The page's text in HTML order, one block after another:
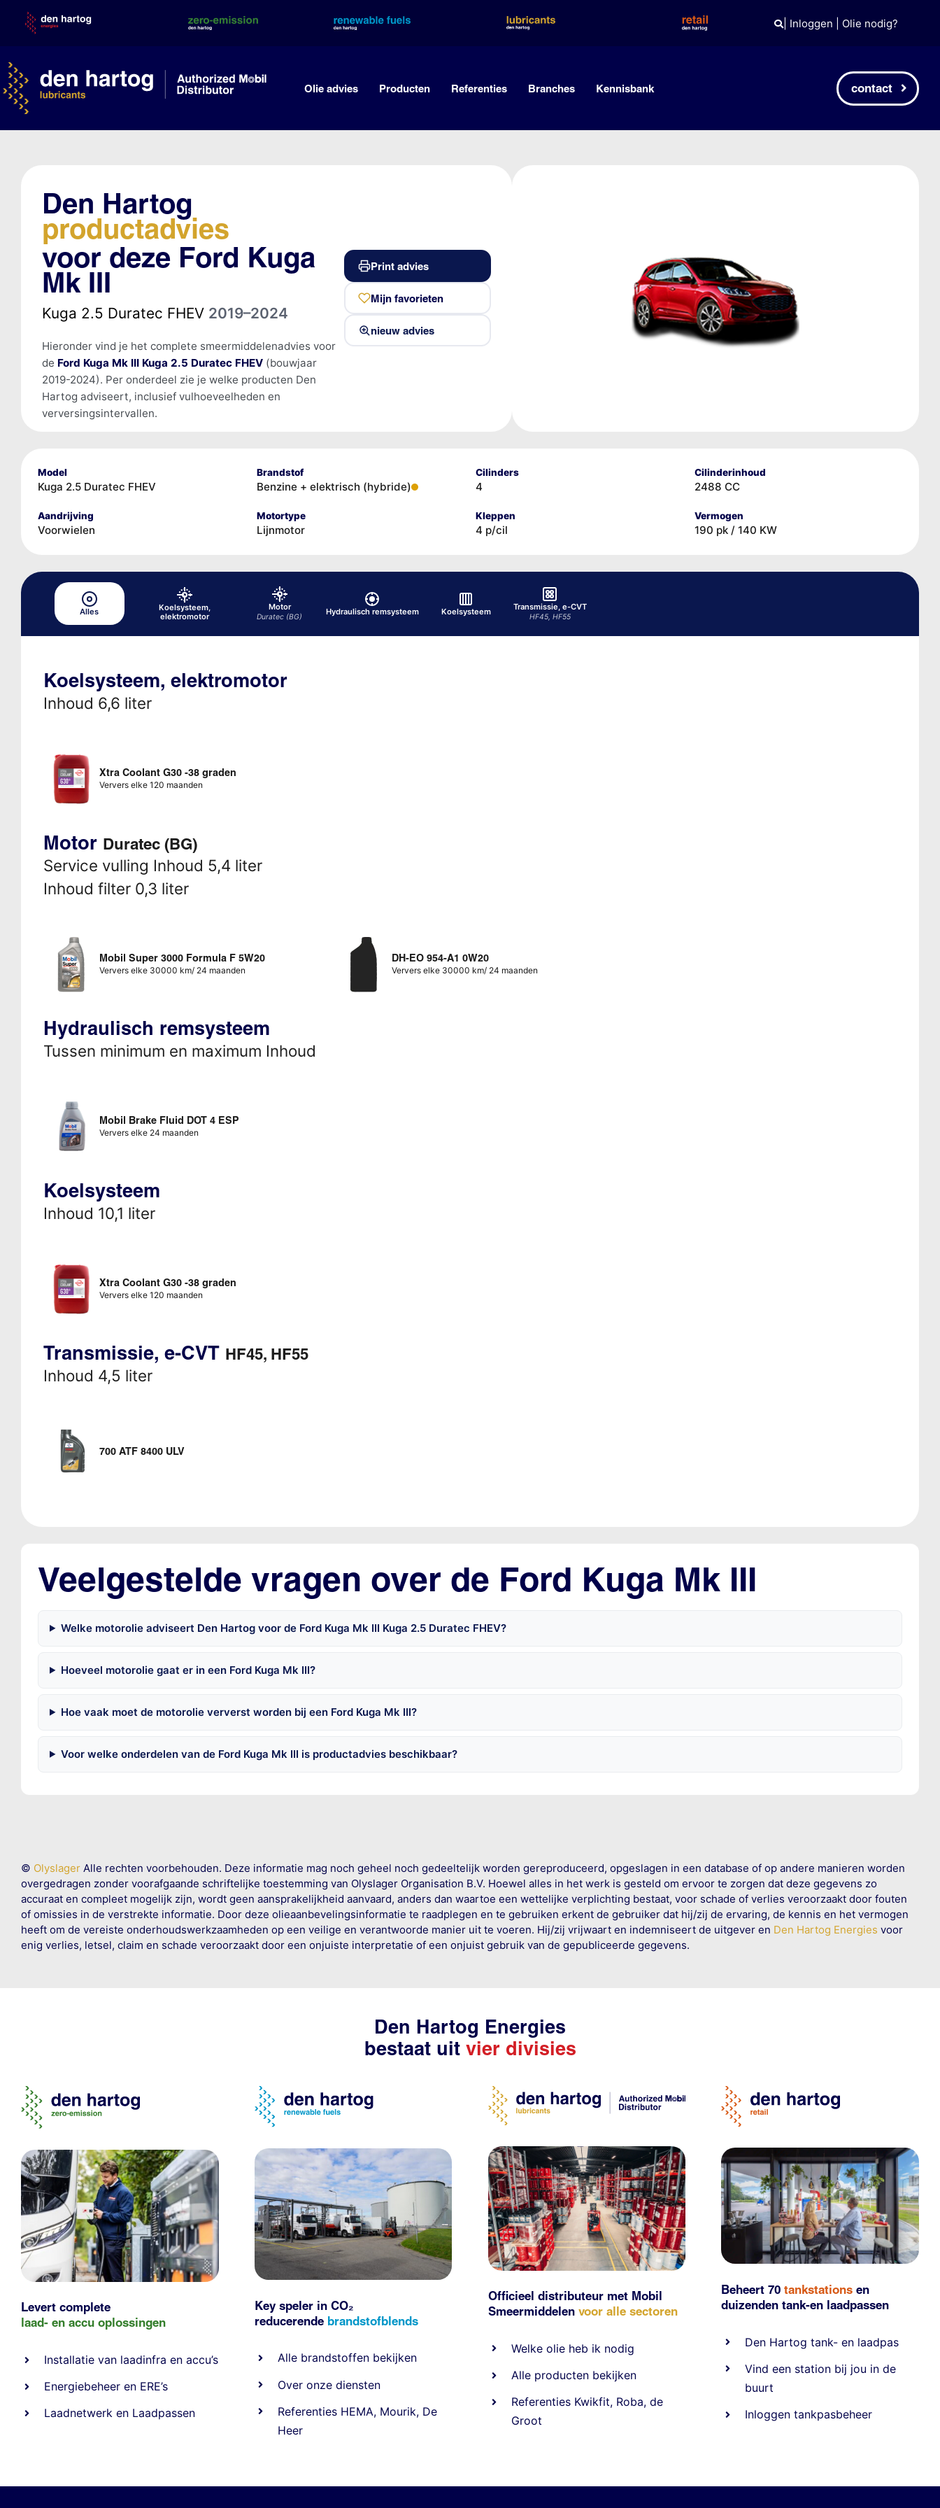
content
| Inloggen Olie nodig?
Olie advies Producten Referenties Branches Kennisbank contact
Den Hartog
productadvies
voor deze Ford Kuga
Mk III
Kuga 2.5 Duratec FHEV 2019–2024
Hieronder vind je het complete smeermiddelenadvies voor
de Ford Kuga Mk III Kuga 2.5 Duratec FHEV(bouwjaar
2019-2024). Per onderdeel zie je welke producten Den
Hartog adviseert, inclusief vulhoeveelheden en
verversingsintervallen.
Print advies
Mijn favorieten
nieuw advies
Model
Kuga 2.5 Duratec FHEV
Brandstof
Benzine + elektrisch (hybride)
Cilinders
4
Cilinderinhoud
2488 CC
Aandrijving
Voorwielen
Motortype
Lijnmotor
Kleppen
4 p/cil
Vermogen
190 pk / 140 KW
Alles
Koelsysteem,
elektromotor
Motor
Duratec (BG) Hydraulisch remsysteem Koelsysteem
Transmissie, e-CVT
HF45, HF55
Koelsysteem, elektromotor
Inhoud 6,6 liter
Xtra Coolant G30 -38 graden
Ververs elke 120 maanden
Motor Duratec (BG)
Service vulling Inhoud 5,4 liter
Inhoud filter 0,3 liter
Mobil Super 3000 Formula F 5W20
Ververs elke 30000 km/ 24 maanden
DH-EO 954-A1 0W20
Ververs elke 30000 km/ 24 maanden
Hydraulisch remsysteem
Tussen minimum en maximum Inhoud
Mobil Brake Fluid DOT 4 ESP
Ververs elke 24 maanden
Koelsysteem
Inhoud 10,1 liter
Xtra Coolant G30 -38 graden
Ververs elke 120 maanden
Transmissie, e-CVT HF45, HF55
Inhoud 4,5 liter
700 ATF 8400 ULV
Veelgestelde vragen over de Ford Kuga Mk III
Welke motorolie adviseert Den Hartog voor de Ford Kuga Mk III Kuga 2.5 Duratec FHEV?
Hoeveel motorolie gaat er in een Ford Kuga Mk III?
Hoe vaak moet de motorolie ververst worden bij een Ford Kuga Mk III?
Voor welke onderdelen van de Ford Kuga Mk III is productadvies beschikbaar?
© OlyslagerAlle rechten voorbehouden. Deze informatie mag noch geheel noch gedeeltelijk worden gereproduceerd, opgeslagen in een database of op andere manieren worden
overgedragen zonder voorafgaande schriftelijke toestemming van Olyslager Organisation B.V. Hoewel alles in het werk is gesteld om ervoor te zorgen dat deze gegevens zo
accuraat en compleet mogelijk zijn, wordt geen aansprakelijkheid aanvaard, anders dan waartoe een wettelijke verplichting bestaat, voor schade of verlies veroorzaakt door fouten
of omissies in de verstrekte informatie. Door deze olieaanbevelingsinformatie te raadplegen en te gebruiken erkent de gebruiker dat hij/zij de ervaring, de kennis en het vermogen
heeft om de vereiste onderhoudswerkzaamheden op een veilige en verantwoorde manier uit te voeren. Hij/zij vrijwaart en indemniseert de uitgever en Den Hartog Energies voor
enig verlies, letsel, claim en schade veroorzaakt door een onjuiste interpretatie of een onjuist gebruik van de gepubliceerde gegevens.
Den Hartog Energies
bestaat uit vier divisies
Levert complete
laad- en accu oplossingen
Installatie van laadinfra en accu’s
Energiebeheer en ERE’s
Laadnetwerk en Laadpassen
Key speler in CO₂
reducerende brandstofblends
Alle brandstoffen bekijken
Over onze diensten
Referenties HEMA, Mourik, De
Heer
Officieel distributeur met Mobil
Smeermiddelen voor alle sectoren
Welke olie heb ik nodig
Alle producten bekijken
Referenties Kwikfit, Roba, de
Groot
Beheert 70tankstationsen
duizendentank-en laadpassen
Den Hartog tank- en laadpas
Vind een station bij jou in de
buurt
Inloggen tankpasbeheer